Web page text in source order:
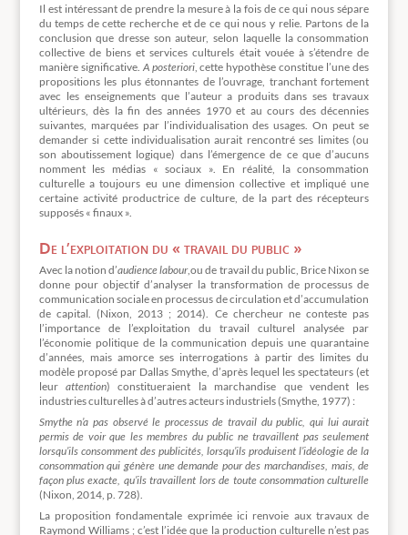
Il est intéressant de prendre la mesure à la fois de ce qui nous sépare
du temps de cette recherche et de ce qui nous y relie. Partons de la
conclusion que dresse son auteur, selon laquelle la consommation
collective de biens et services culturels était vouée à s’étendre de
manière significative. A posteriori, cette hypothèse constitue l’une des
propositions les plus étonnantes de l’ouvrage, tranchant fortement
avec les enseignements que l’auteur a produits dans ses travaux
ultérieurs, dès la fin des années 1970 et au cours des décennies
suivantes, marquées par l’individualisation des usages. On peut se
demander si cette individualisation aurait rencontré ses limites (ou
son aboutissement logique) dans l’émergence de ce que d’aucuns
nomment les médias « sociaux ». En réalité, la consommation
culturelle a toujours eu une dimension collective et impliqué une
certaine activité productrice de culture, de la part des récepteurs
supposés « finaux ».
De l’exploitation du « travail du public »
Avec la notion d’audience labour,ou de travail du public, Brice Nixon se
donne pour objectif d’analyser la transformation de processus de
communication sociale en processus de circulation et d’accumulation
de capital. (Nixon, 2013 ; 2014). Ce chercheur ne conteste pas
l’importance de l’exploitation du travail culturel analysée par
l’économie politique de la communication depuis une quarantaine
d’années, mais amorce ses interrogations à partir des limites du
modèle proposé par Dallas Smythe, d’après lequel les spectateurs (et
leur attention) constitueraient la marchandise que vendent les
industries culturelles à d’autres acteurs industriels (Smythe, 1977) :
Smythe n’a pas observé le processus de travail du public, qui lui aurait
permis de voir que les membres du public ne travaillent pas seulement
lorsqu’ils consomment des publicités, lorsqu’ils produisent l’idéologie de la
consommation qui génère une demande pour des marchandises, mais, de
façon plus exacte, qu’ils travaillent lors de toute consommation culturelle
(Nixon, 2014, p. 728).
La proposition fondamentale exprimée ici renvoie aux travaux de
Raymond Williams ; c’est l’idée que la production culturelle n’est pas